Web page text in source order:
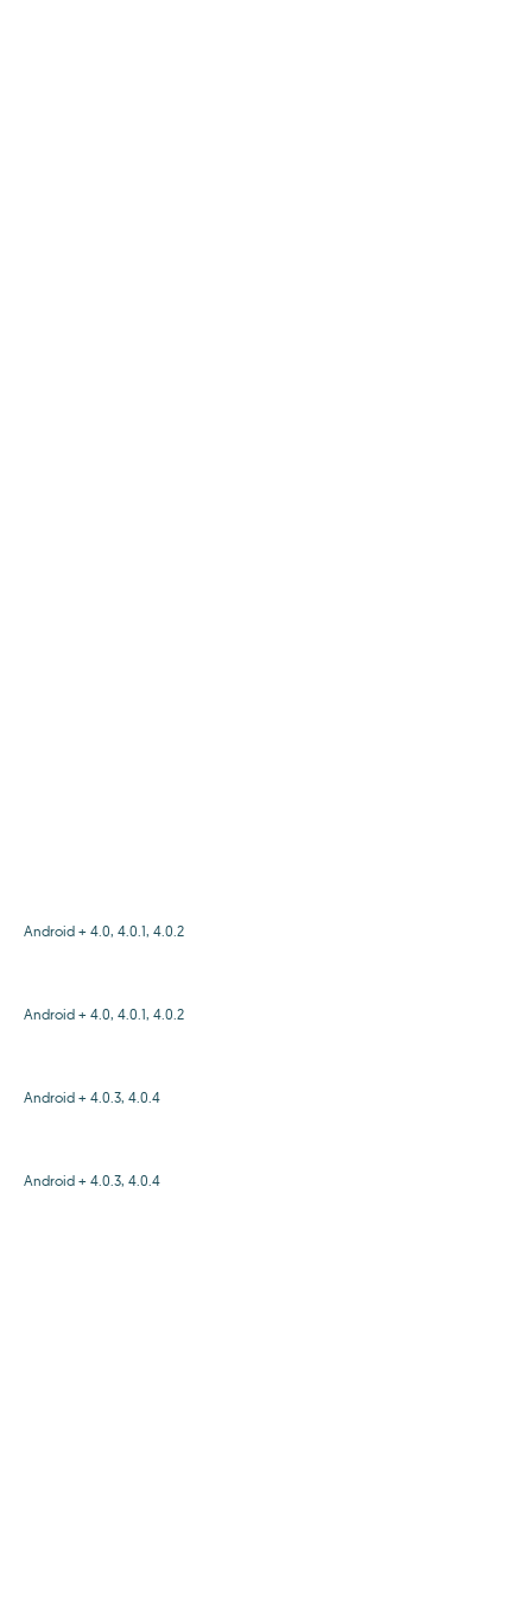
Android + 4.0, 4.0.1, 4.0.2
Android + 4.0, 4.0.1, 4.0.2
Android + 4.0.3, 4.0.4
Android + 4.0.3, 4.0.4